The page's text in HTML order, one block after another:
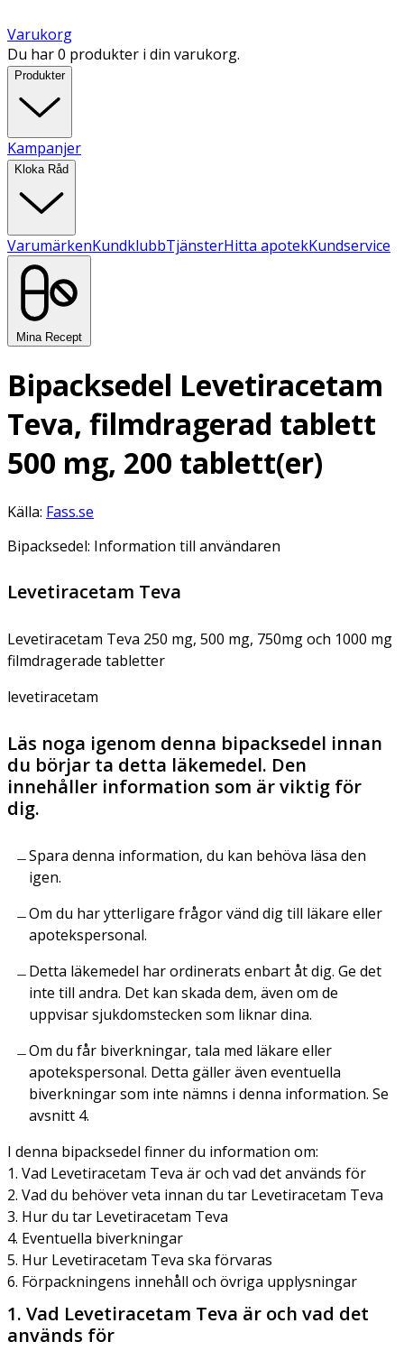
Varukorg
Du har 0 produkter i din varukorg.
Produkter
Kampanjer
Kloka Råd
VarumärkenKundklubbTjänsterHitta apotekKundservice
Mina Recept
Bipacksedel Levetiracetam
Teva, filmdragerad tablett
500 mg, 200 tablett(er)
Källa: Fass.se
Bipacksedel: Information till användaren
Levetiracetam Teva
Levetiracetam Teva 250 mg, 500 mg, 750mg och 1000 mg
filmdragerade tabletter
levetiracetam
Läs noga igenom denna bipacksedel innan
du börjar ta detta läkemedel. Den
innehåller information som är viktig för
dig.
Spara denna information, du kan behöva läsa den
igen.
Om du har ytterligare frågor vänd dig till läkare eller
apotekspersonal.
Detta läkemedel har ordinerats enbart åt dig. Ge det
inte till andra. Det kan skada dem, även om de
uppvisar sjukdomstecken som liknar dina.
Om du får biverkningar, tala med läkare eller
apotekspersonal. Detta gäller även eventuella
biverkningar som inte nämns i denna information. Se
avsnitt 4.
I denna bipacksedel finner du information om:
1. Vad Levetiracetam Teva är och vad det används för
2. Vad du behöver veta innan du tar Levetiracetam Teva
3. Hur du tar Levetiracetam Teva
4. Eventuella biverkningar
5. Hur Levetiracetam Teva ska förvaras
6. Förpackningens innehåll och övriga upplysningar
1. Vad Levetiracetam Teva är och vad det
används för